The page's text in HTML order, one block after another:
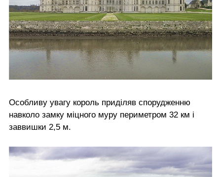
Особливу увагу король приділяв спорудженню
навколо замку міцного муру периметром 32 км і
заввишки 2,5 м.